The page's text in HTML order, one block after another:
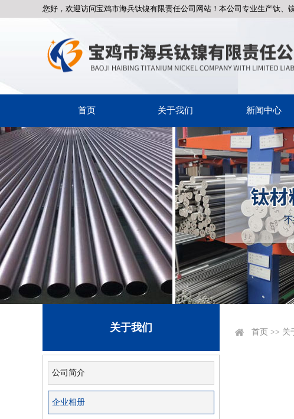
您好，欢迎访问宝鸡市海兵钛镍有限责任公司网站！本公司专业生产钛、
首页 关于我们 新闻中心
关于我们
公司简介
企业相册
首页 >> 关